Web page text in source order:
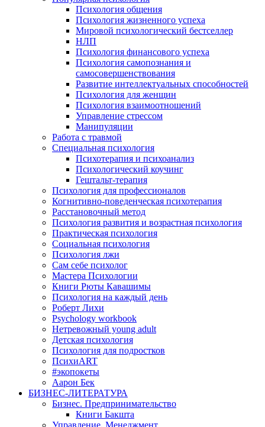
Психология общения
Психология жизненного успеха
Мировой психологический бестселлер
НЛП
Психология финансового успеха
Психология самопознания и
самосовершенствования
Развитие интеллектуальных способностей
Психология для женщин
Психология взаимоотношений
Управление стрессом
Манипуляции
Работа с травмой
Специальная психология
Психотерапия и психоанализ
Психологический коучинг
Гештальт-терапия
Психология для профессионалов
Когнитивно-поведенческая психотерапия
Расстановочный метод
Психология развития и возрастная психология
Практическая психология
Социальная психология
Психология лжи
Сам себе психолог
Мастера Психологии
Книги Рюты Кавашимы
Психология на каждый день
Роберт Лихи
Psychology workbook
Нетревожный young adult
Детская психология
Психология для подростков
ПсихиART
#экопокеты
Аарон Бек
БИЗНЕС-ЛИТЕРАТУРА
Бизнес. Предпринимательство
Книги Бакшта
Управление. Менеджмент